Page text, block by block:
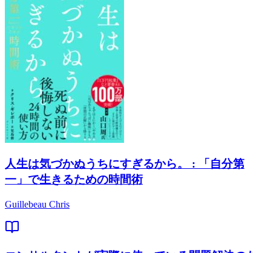
人生は気づかぬうちにすぎるから。 : 「自分第
一」で生きるための時間術
Guillebeau Chris